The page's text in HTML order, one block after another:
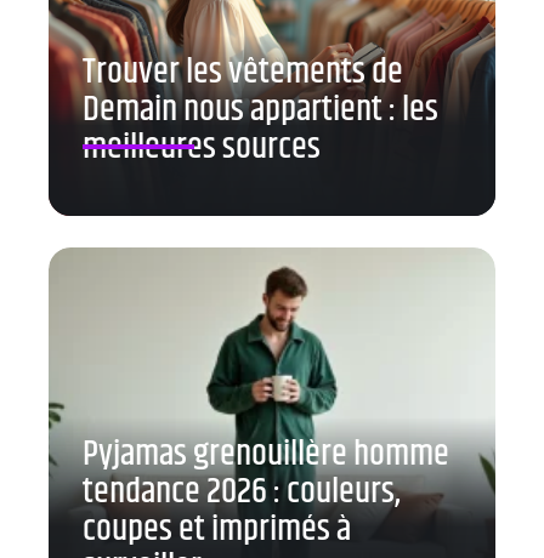
Trouver les vêtements de
Demain nous appartient : les
meilleures sources
Pyjamas grenouillère homme
tendance 2026 : couleurs,
coupes et imprimés à